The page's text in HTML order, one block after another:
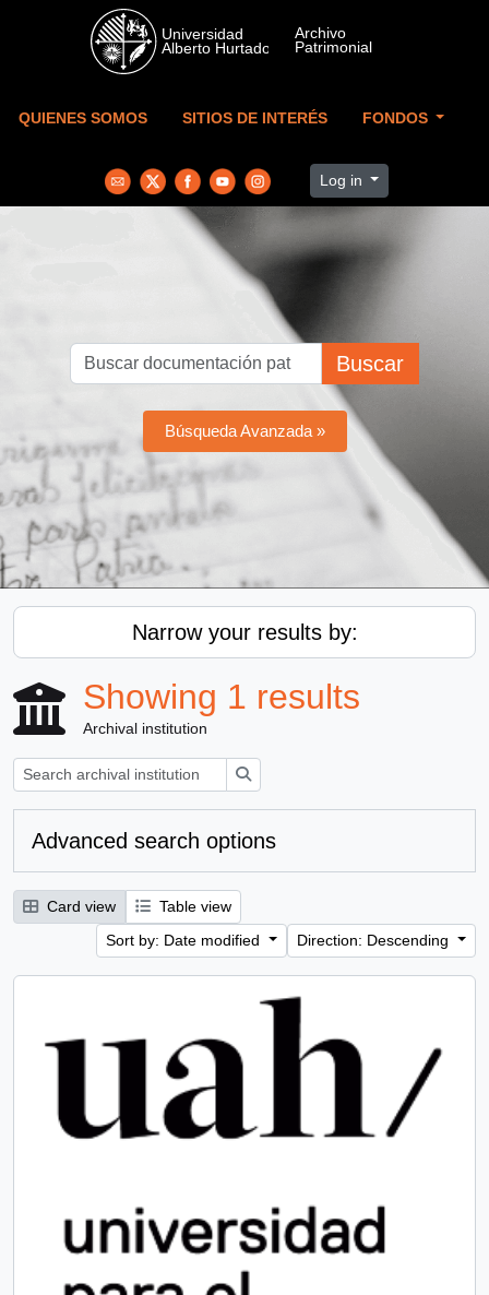
Skip to main content
QUIENES SOMOS SITIOS DE INTERÉS FONDOS
Log in
Buscar
Búsqueda Avanzada »
Narrow your results by:
Showing 1 results
Archival institution
Advanced search options
Card view
Table view
Sort by: Date modified
Direction: Descending